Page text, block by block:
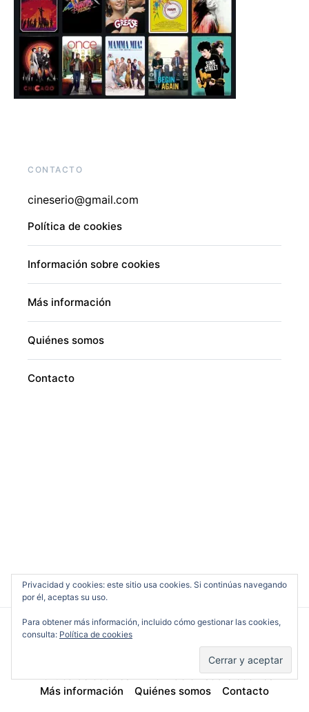
CONTACTO
cineserio@gmail.com
Política de cookies
Información sobre cookies
Más información
Quiénes somos
Contacto
Información sobre cookies
Más información
Quiénes somos Contacto
Privacidad y cookies: este sitio usa cookies. Si continúas navegando
por él, aceptas su uso.
Para obtener más información, incluido cómo gestionar las cookies,
consulta: Política de cookies